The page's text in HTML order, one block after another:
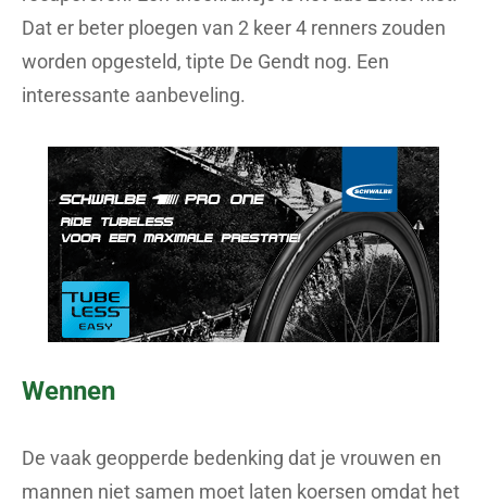
Dat er beter ploegen van 2 keer 4 renners zouden
worden opgesteld, tipte De Gendt nog. Een
interessante aanbeveling.
Wennen
De vaak geopperde bedenking dat je vrouwen en
mannen niet samen moet laten koersen omdat het